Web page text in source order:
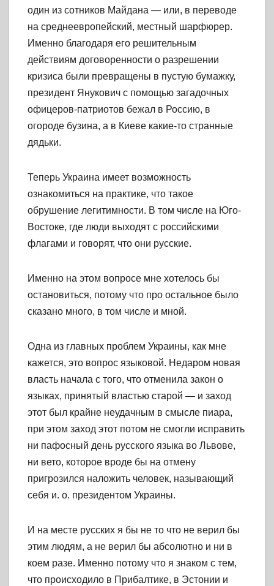
один из сотников Майдана — или, в переводе
на среднеевропейский, местный шарфюрер.
Именно благодаря его решительным
действиям договоренности о разрешении
кризиса были превращены в пустую бумажку,
президент Янукович с помощью загадочных
офицеров-патриотов бежал в Россию, в
огороде бузина, а в Киеве какие-то странные
дядьки.
Теперь Украина имеет возможность
ознакомиться на практике, что такое
обрушение легитимности. В том числе на Юго-
Востоке, где люди выходят с российскими
флагами и говорят, что они русские.
Именно на этом вопросе мне хотелось бы
остановиться, потому что про остальное было
сказано много, в том числе и мной.
Одна из главных проблем Украины, как мне
кажется, это вопрос языковой. Недаром новая
власть начала с того, что отменила закон о
языках, принятый властью старой — и заход
этот был крайне неудачным в смысле пиара,
при этом заход этот потом не смогли исправить
ни пафосный день русского языка во Львове,
ни вето, которое вроде бы на отмену
пригрозился наложить человек, называющий
себя и. о. президентом Украины.
И на месте русских я бы не то что не верил бы
этим людям, а не верил бы абсолютно и ни в
коем разе. Именно потому что я знаком с тем,
что происходило в Прибалтике, в Эстонии и